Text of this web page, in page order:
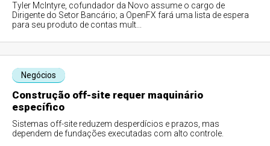
Tyler McIntyre, cofundador da Novo assume o cargo de
Dirigente do Setor Bancário; a OpenFX fará uma lista de espera
para seu produto de contas mult...
Negócios
Construção off-site requer maquinário
específico
Sistemas off-site reduzem desperdícios e prazos, mas
dependem de fundações executadas com alto controle.